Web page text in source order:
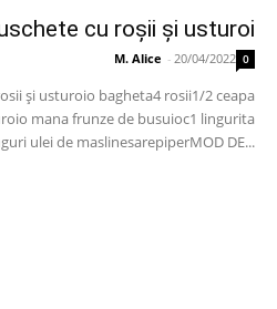
cu roșii și usturoi
M. Alice - 20/04/2022 0
și usturoio bagheta4 rosii1/2 ceapa
mana frunze de busuioc1 lingurita
ulei de maslinesarepiperMOD DE...